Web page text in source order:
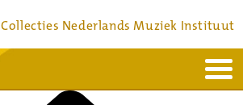
Collecties Nederlands Muziek Instituut